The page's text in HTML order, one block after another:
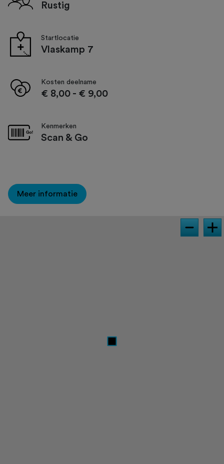
Rustig
Startlocatie
Vlaskamp 7
Kosten deelname
€ 8,00 - € 9,00
Kenmerken
Scan & Go
Meer informatie